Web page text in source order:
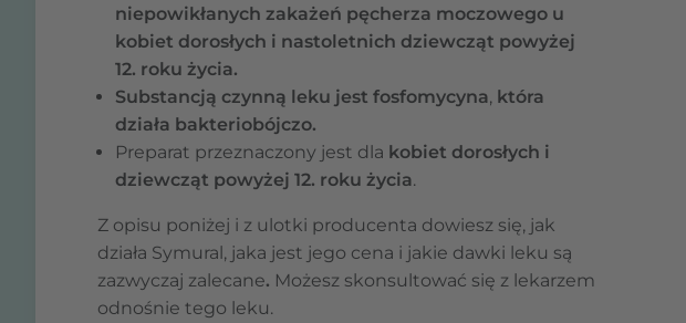
niepowikłanych zakażeń pęcherza moczowego u
kobiet dorosłych i nastoletnich dziewcząt powyżej
12. roku życia.
Substancją czynną leku jest fosfomycyna, która
działa bakteriobójczo.
Preparat przeznaczony jest dla kobiet dorosłych i
dziewcząt powyżej 12. roku życia.
Z opisu poniżej i z ulotki producenta dowiesz się, jak
działa Symural, jaka jest jego cena i jakie dawki leku są
zazwyczaj zalecane. Możesz skonsultować się z lekarzem
odnośnie tego leku.